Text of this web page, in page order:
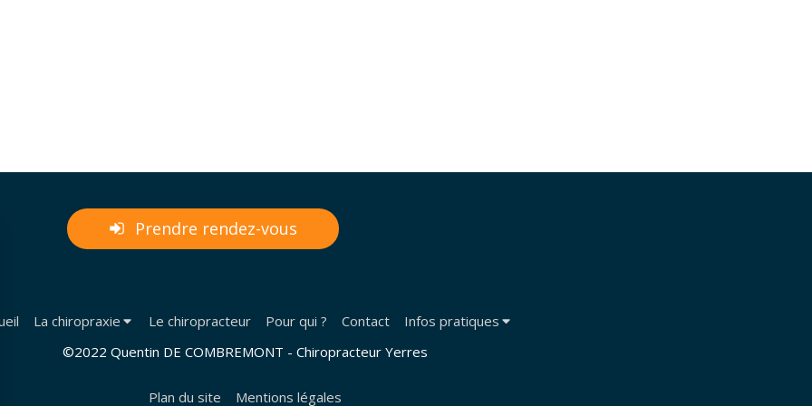
Prendre rendez-vous
La chiropraxie Le chiropracteur Pour qui ? Contact
Infos pratiques
©2022 Quentin DE COMBREMONT - Chiropracteur Yerres
Plan du site Mentions légales